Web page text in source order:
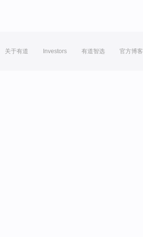
关于有道 Investors 有道智选 官方博客